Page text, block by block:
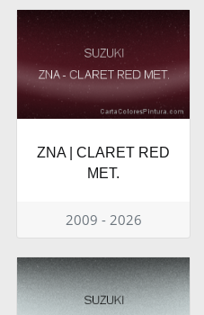
ZNA | CLARET RED
MET.
2009 - 2026